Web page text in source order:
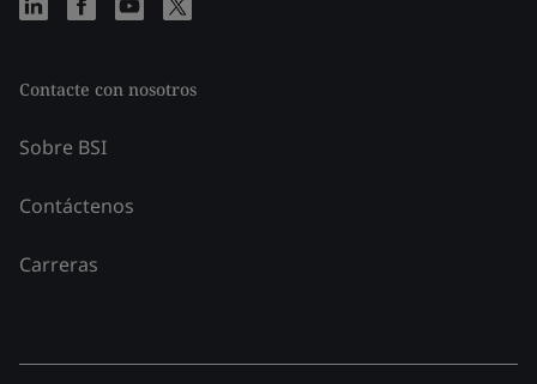
Contacte con nosotros
Sobre BSI
Contáctenos
Carreras